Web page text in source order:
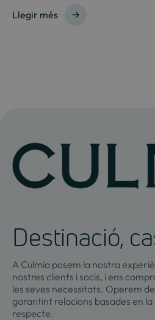
Llegir més
Destinació,
A Culmia posem la nostra
nostres clients i socis, i ens
les seves necessitats. Operem
garantint relacions basades en
respecte.